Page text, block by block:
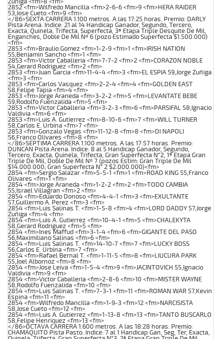
2852 <fm>Wilfredo Mancilla <fm>2-6-6 <fm>9 <fm>HERA RAIDER
53,Jose Cueto <fm>9 <fm>
</86>SEXTA CARRERA 1.100 metros. A las 17:25 horas. Premio: DARLY
Pista Arena. Indice: 21 al 14 Handicap Ganador, Segundo, Tercero,
Exacta, Quinela, Trifecta, Superfecta, 3ª Etapa Triple Desquite De Mil,
Enganches, Doble De Mil Nº 6 (pozo Estimado Superfecta $1.500.000)
<fm>
2853 <fm>Braulio Gomez <fm>1-2-9 <fm>1 <fm>IRISH NATION
55,Benjamin Sancho <fm>1 <fm>
2853 <fm>Victor Caballeria <fm>7-7-2 <fm>2 <fm>CORAZON NOBLE
54,Gerard Rodriguez <fm>2 <fm>
2853 <fm>Juan Garcia <fm>11-4-4 <fm>3 <fm>EL ESPIA 59,Jorge Zuñiga
<fm>3 <fm>
2853 <fm>Carlos Vasquez <fm>2-2-4 <fm>4 <fm>GOLDEN EAST
58,Felipe Tapia <fm>4 <fm>
2853 <fm>Jorge Araneda <fm>3-2-2 <fm>5 <fm>LEVANTATE BEBE
59,Rodolfo Fuenzalida <fm>5 <fm>
2853 <fm>Victor Caballeria <fm>3-2-3 <fm>6 <fm>PARSIFAL 58,Ignacio
Valdivia <fm>6 <fm>
2853 <fm>Luis A. Gutierrez <fm>8-10-6 <fm>7 <fm>WILL TURNER
58,Carlos E. Urbina <fm>7 <fm>
2853 <fm>Gonzalo Vegas <fm>11-12-8 <fm>8 <fm>DI NAPOLI
56,Franco Olivares <fm>8 <fm>
</86>SEPTIMA CARRERA 1.100 metros. A las 17:57 horas. Premio:
DUNCAN Pista Arena. Indice: 8 al 5 Handicap Ganador, Segundo,
Tercero, Exacta, Quinela, Trifecta, Gran Superfecta N°2, 1ª Etapa Gran
Triple De Mil, Doble De Mil Nº 7 (pozos Estim: Gran Triple De Mil
$14.000.000; Gran Superfecta N° 2 $2.000.000)<fm>
2854 <fm>Sergio Salazar <fm>5-5-1 <fm>1 <fm>ROAD KING 55,Franco
Olivares <fm>1 <fm>
2854 <fm>Jorge Araneda <fm>1-2-2 <fm>2 <fm>TODO CAMBIA
55,Israel Villagran <fm>2 <fm>
2854 <fm>Eduardo Donoso <fm>4-4-1 <fm>3 <fm>EXULTANTE
57,Guillermo A. Perez <fm>3 <fm>
2854 <fm>Luis Salinas T. <fm>1-5-8 <fm>4 <fm>LORD DADDY 57,Jorge
Zuñiga <fm>4 <fm>
2854 <fm>Luis A. Gutierrez <fm>10-4-1 <fm>5 <fm>CHALEKYTA
58,Gerard Rodriguez <fm>5 <fm>
2854 <fm>Ines Maffud <fm>3-1-4 <fm>6 <fm>GIGANTE DEL PASO
56,Maximiliano Salinas <fm>6 <fm>
2854 <fm>Luis Salinas T. <fm>14-10-7 <fm>7 <fm>LUCKY BOSS
56,Carlos E. Urbina <fm>7 <fm>
2854 <fm>Rafael Bernal T. <fm>1-11-5 <fm>8 <fm>LIUCURA PARK
55,Joel Albornoz <fm>8 <fm>
2854 <fm>Jose Leiva <fm>1-5-4 <fm>9 <fm>JACINTOVICH 55,Ignacio
Valdivia <fm>9 <fm>
2854 <fm>Victor Caballeria <fm>2-8-6 <fm>10 <fm>MISTER WAYNE
58,Rodolfo Fuenzalida <fm>10 <fm>
2854 <fm>Luis Salinas T. <fm>7-3-1 <fm>11 <fm>ROMAN WAR 57,Kevin
Espina <fm>11 <fm>
2854 <fm>Wilfredo Mancilla <fm>1-9-3 <fm>12 <fm>NARCISISTA
58,Jose Cueto <fm>12 <fm>
2854 <fm>Luis A. Gutierrez <fm>1-13-8 <fm>13 <fm>TANTO BUSCARLO
58,Felipe Henriquez <fm>13 <fm>
</86>OCTAVA CARRERA 1.600 metros. A las 18:28 horas. Premio:
CHAMAQUITO Pista Pasto. Indice: 7 al 1 Handicap Gan, Seg, Ter, Exacta,